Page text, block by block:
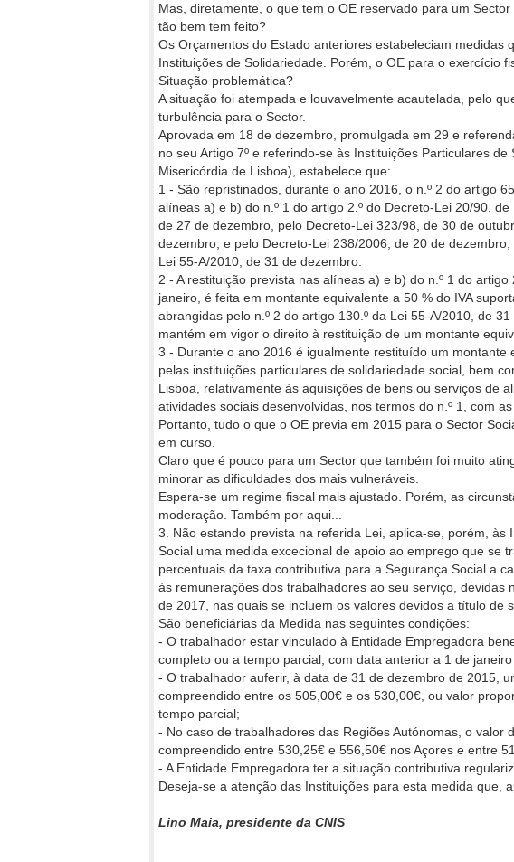
Mas, diretamente, o que tem o OE reservado para um
tão bem tem feito?
Os Orçamentos do Estado anteriores estabeleciam medidas
Instituições de Solidariedade. Porém, o OE para o exercício
Situação problemática?
A situação foi atempada e louvavelmente acautelada, pelo
turbulência para o Sector.
Aprovada em 18 de dezembro, promulgada em 29 e
no seu Artigo 7º e referindo-se às Instituições Particulares
Misericórdia de Lisboa), estabelece que:
1 - São repristinados, durante o ano 2016, o n.º 2 do artigo
alí­neas a) e b) do n.º 1 do artigo 2.º do Decreto-Lei 20/90,
de 27 de dezembro, pelo Decreto-Lei 323/98, de 30 de
dezembro, e pelo Decreto-Lei 238/2006, de 20 de
Lei 55-A/2010, de 31 de dezembro.
2 - A restituição prevista nas alí­neas a) e b) do n.º 1 do
janeiro, é feita em montante equivalente a 50 % do IVA
abrangidas pelo n.º 2 do ar­tigo 130.º da Lei 55-A/2010, de
mantém em vigor o direito à restituição de um montante
3 - Durante o ano 2016 é igualmen­te restituído um montante
pelas insti­tuições particulares de solidariedade social, bem
Lisboa, relativamente às aquisições de bens ou serviços de
atividades sociais desenvolvidas, nos termos do n.º 1, com
Portanto, tudo o que o OE previa em 2015 para o Sector
em curso.
Claro que é pouco para um Sector que também foi muito
minorar as dificuldades dos mais vulneráveis.
Espera-se um regime fiscal mais ajustado. Porém, as
moderação. Também por aqui...
3. Não estando prevista na referida Lei, aplica-se, porém, às
Social uma medida excecional de apoio ao empre­go que se
percentuais da taxa contributiva para a Segurança Social a
às remu­nerações dos trabalhadores ao seu serviço, devidas
de 2017, nas quais se incluem os valores devidos a título de
São beneficiárias da Medida nas seguintes condições:
- O trabalhador estar vinculado à Entidade Empregadora
completo ou a tempo parcial, com data anterior a 1 de
- O trabalhador auferir, à data de 31 de dezembro de 2015,
compreendido entre os 505,00€ e os 530,00€, ou valor
tempo parcial;
- No caso de trabalhadores das Regiões Autónomas, o valor
compreendido entre 530,25€ e 556,50€ nos Açores e entre
- A Entidade Empregadora ter a situação contributiva
Deseja-se a atenção das Instituições para esta medida que,
Lino Maia, presidente da CNIS